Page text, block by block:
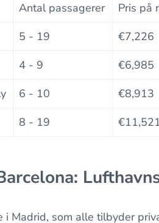
Antal passagerer Pris på
5 - 19 €7,226
4 - 9 €6,985
6 - 10 €8,913
8 - 19
i Madrid, som alle tilbyder